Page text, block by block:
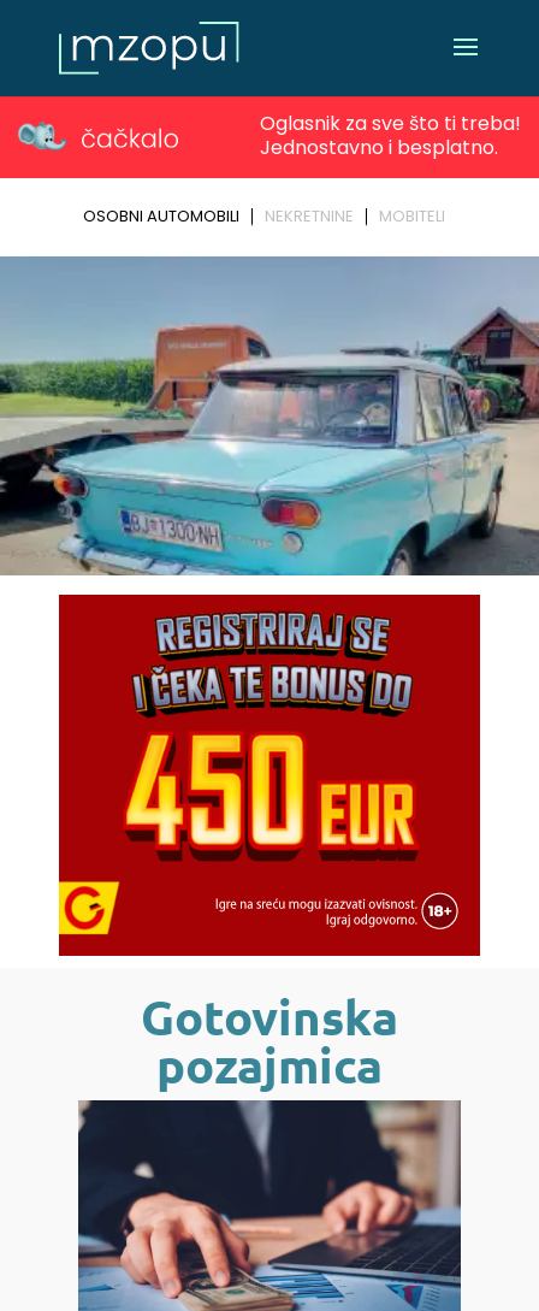
Gotovinska
pozajmica